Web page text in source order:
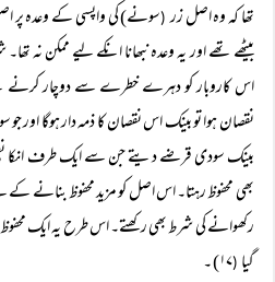
تھا کہ وہ اصل زر(سونے) کی واپسی کے وعدہ پر
بیٹھے تھے اور یہ وعدہ نبھانا انکے لیے ممکن نہ
اس کاروبار کو دہرے خطرے سے دوچار کرنے
نقصان ہوا تو بینک اس نقصان کا ذمہ دار ہوگا اور
بینک سودی قرضے دیتے جن سے ایک طرف انکا
بھی محفوظ رہتا۔ اس اصل کو مزید محفوظ بنانے
رکھوانے کی شرط بھی رکھتے۔ اس طرح یہ ایک محفوظ
گیا (۱۷) ۔